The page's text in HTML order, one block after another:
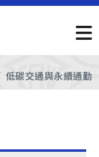
低碳交通與永續通勤